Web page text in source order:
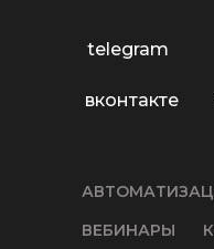
вконтакте
ВЕБИНАРЫ
telegram